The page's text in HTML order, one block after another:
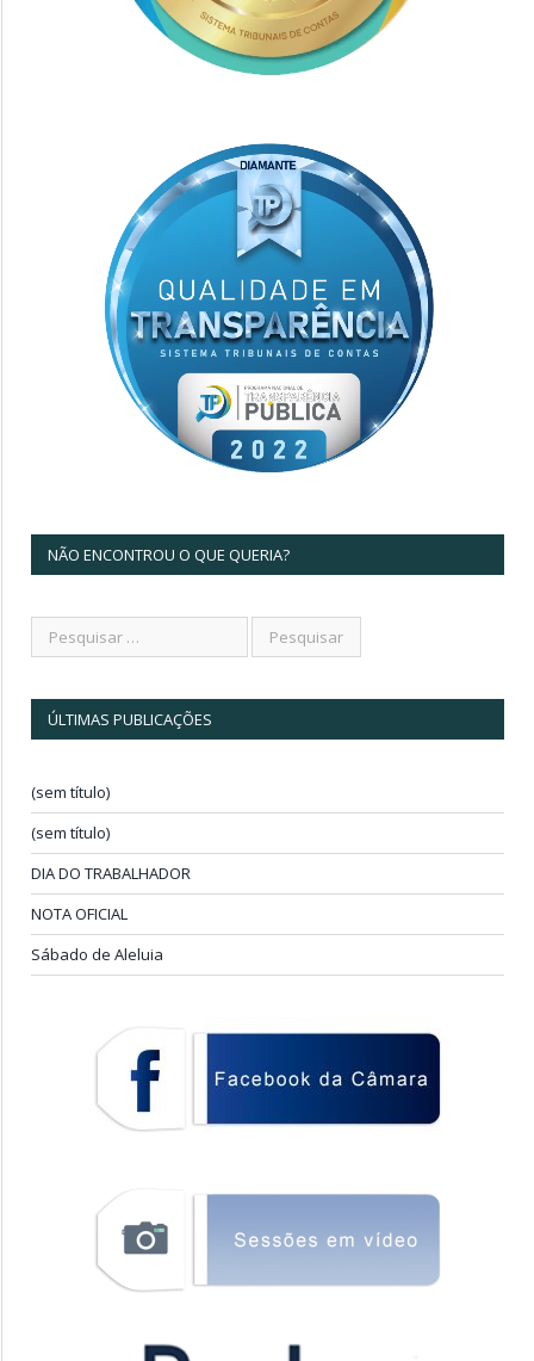
NÃO ENCONTROU O QUE QUERIA?
ÚLTIMAS PUBLICAÇÕES
(sem título)
(sem título)
DIA DO TRABALHADOR
NOTA OFICIAL
Sábado de Aleluia